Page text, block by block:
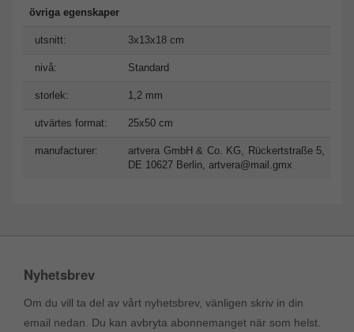
övriga egenskaper
utsnitt: 3x13x18 cm
nivå: Standard
storlek: 1,2 mm
utvärtes format: 25x50 cm
manufacturer:
artvera GmbH & Co. KG, Rückertstraße 5,
DE 10627 Berlin, artvera@mail.gmx
Nyhetsbrev
Om du vill ta del av vårt nyhetsbrev, vänligen skriv in din
email nedan. Du kan avbryta abonnemanget när som helst.